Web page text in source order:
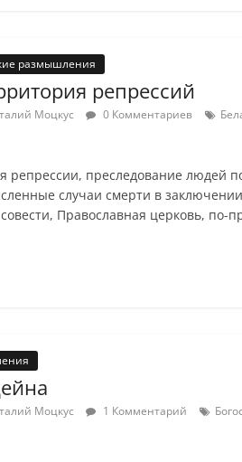
размышления
репрессий
Моцкус 0 Комментариев
преследование людей
случаи смерти в
Православная церковь, по-
Моцкус 1 Комментарий